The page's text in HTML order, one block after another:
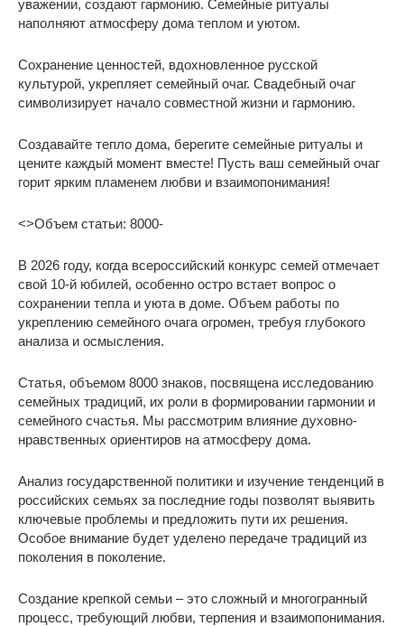
уважении, создают гармонию. Семейные ритуалы
наполняют атмосферу дома теплом и уютом.
Сохранение ценностей, вдохновленное русской
культурой, укрепляет семейный очаг. Свадебный очаг
символизирует начало совместной жизни и гармонию.
Создавайте тепло дома, берегите семейные ритуалы и
цените каждый момент вместе! Пусть ваш семейный очаг
горит ярким пламенем любви и взаимопонимания!
<>Объем статьи: 8000-
В 2026 году, когда всероссийский конкурс семей отмечает
свой 10-й юбилей, особенно остро встает вопрос о
сохранении тепла и уюта в доме. Объем работы по
укреплению семейного очага огромен, требуя глубокого
анализа и осмысления.
Статья, объемом 8000 знаков, посвящена исследованию
семейных традиций, их роли в формировании гармонии и
семейного счастья. Мы рассмотрим влияние духовно-
нравственных ориентиров на атмосферу дома.
Анализ государственной политики и изучение тенденций в
российских семьях за последние годы позволят выявить
ключевые проблемы и предложить пути их решения.
Особое внимание будет уделено передаче традиций из
поколения в поколение.
Создание крепкой семьи – это сложный и многогранный
процесс, требующий любви, терпения и взаимопонимания.